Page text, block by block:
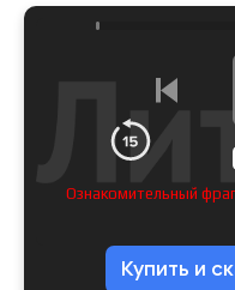
Ознакомительный
Купить и